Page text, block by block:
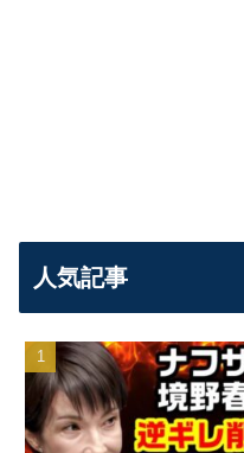
人気記事